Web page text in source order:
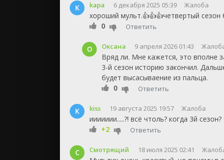
K kapa 6 декабря 2025 05:39 Жалоба
хороший мульт.👍👍👍четвертый сезон
0
Ответить
О Оксана 9 апреля 2026 01:43
Вряд ли. Мне кажется, это вполне
3-й сезон историю закончил.
будет высасываение из пальца.
0
Ответить
K kiss 19 августа 2025 19:57 Жалоба
иииииии.....?! всё чтоль? когда 3й
+2
Ответить
С Смотрящий 18 июля 2025 02:41